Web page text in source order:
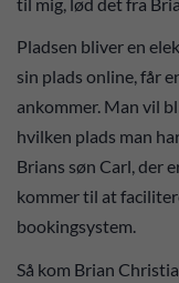
Pladsen bliver en
sin plads online, får
ankommer. Man vil
hvilken plads man
Brians søn Carl, der
kommer til at
bookingsystem.
Så kom Brian